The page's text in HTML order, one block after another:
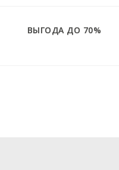
ВЫГОДА ДО 70%